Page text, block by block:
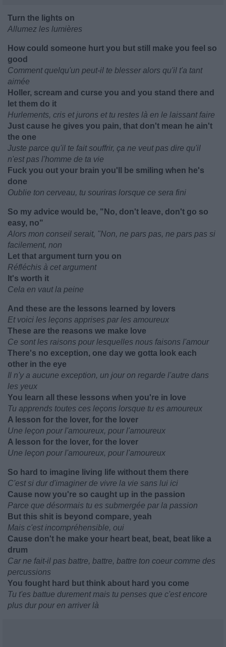
Turn the lights on
Allumez les lumières
How could someone hurt you but still make you feel so
good
Comment quelqu'un peut-il te blesser alors qu'il t'a tant
aimée
Holler, scream and curse you and you stand there and
let them do it
Hurlements, cris et jurons et tu restes là en le laissant faire
Just cause he gives you pain, that don't mean he ain't
the one
Juste parce qu'il te fait souffrir, ça ne veut pas dire qu'il
n'est pas l'homme de ta vie
Fuck you out your brain you'll be smiling when he's
done
Oublie ton cerveau, tu souriras lorsque ce sera fini
So my advice would be, "No, don't leave, don't go so
easy, no"
Alors mon conseil serait, "Non, ne pars pas, ne pars pas si
facilement, non
Let that argument turn you on
Réfléchis à cet argument
It's worth it
Cela en vaut la peine
And these are the lessons learned by lovers
Et voici les leçons apprises par les amoureux
These are the reasons we make love
Ce sont les raisons pour lesquelles nous faisons l'amour
There's no exception, one day we gotta look each
other in the eye
Il n'y a aucune exception, un jour on regarde l'autre dans
les yeux
You learn all these lessons when you're in love
Tu apprends toutes ces leçons lorsque tu es amoureux
A lesson for the lover, for the lover
Une leçon pour l'amoureux, pour l'amoureux
A lesson for the lover, for the lover
Une leçon pour l'amoureux, pour l'amoureux
So hard to imagine living life without them there
C'est si dur d'imaginer de vivre la vie sans lui ici
Cause now you're so caught up in the passion
Parce que désormais tu es submergée par la passion
But this shit is beyond compare, yeah
Mais c'est incompréhensible, oui
Cause don't he make your heart beat, beat, beat like a
drum
Car ne fait-il pas battre, battre, battre ton coeur comme des
percussions
You fought hard but think about hard you come
Tu t'es battue durement mais tu penses que c'est encore
plus dur pour en arriver là